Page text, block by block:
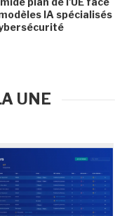
IA spécialisés
UNE